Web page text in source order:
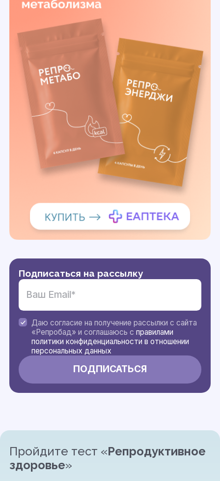
Подписаться на рассылку
Даю согласие на получение рассылки с сайта
«Репробад» и соглашаюсь справилами
политики конфиденциальности в отношении
персональных данных
Пройдите тест «Репродуктивное
здоровье»